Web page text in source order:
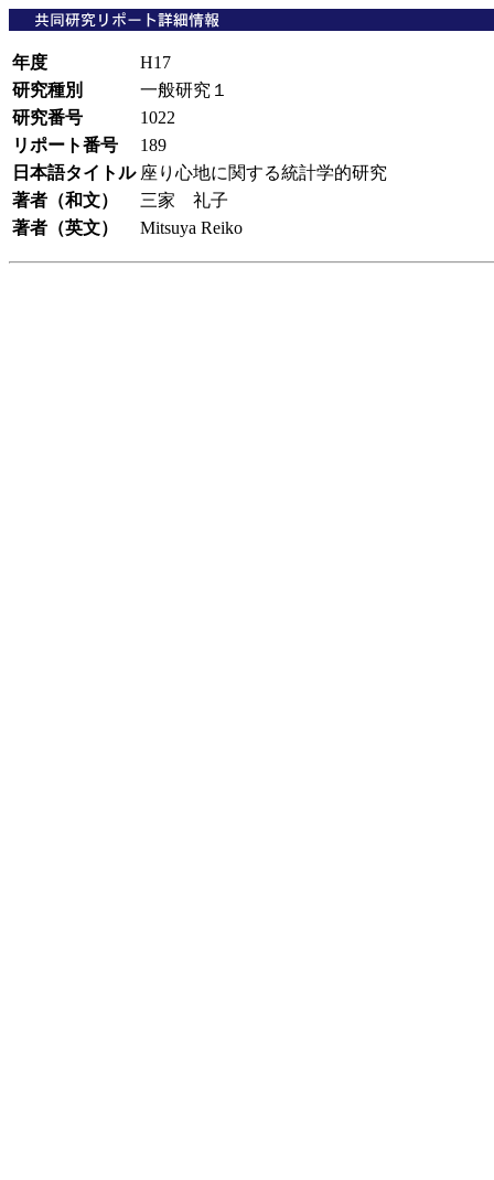
年度
H17
研究種別
一般研究１
研究番号
1022
リポート番号
189
日本語タイトル 座り心地に関する統計学的研究
著者（和文）
三家 礼子
著者（英文）
Mitsuya Reiko